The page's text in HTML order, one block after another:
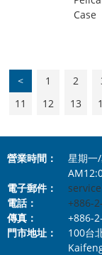
Case
< 1 2
11
12 13
營業時間：
星期一
電子郵件：
電話：
+886-
傳真：
+886-
門市地址：
100台